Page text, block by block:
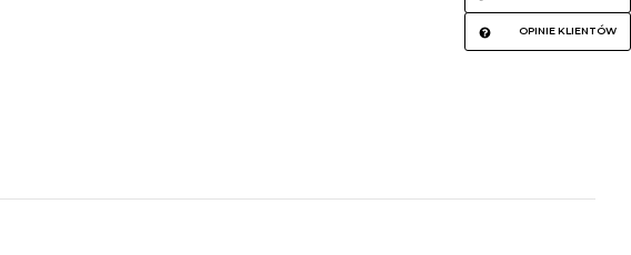
OPINIE KLIENTÓW